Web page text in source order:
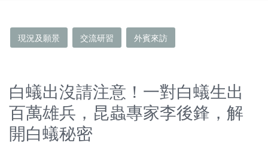
現況及願景 交流研習 外賓來訪
白蟻出沒請注意！一對白蟻生出
百萬雄兵，昆蟲專家李後鋒，解
開白蟻秘密